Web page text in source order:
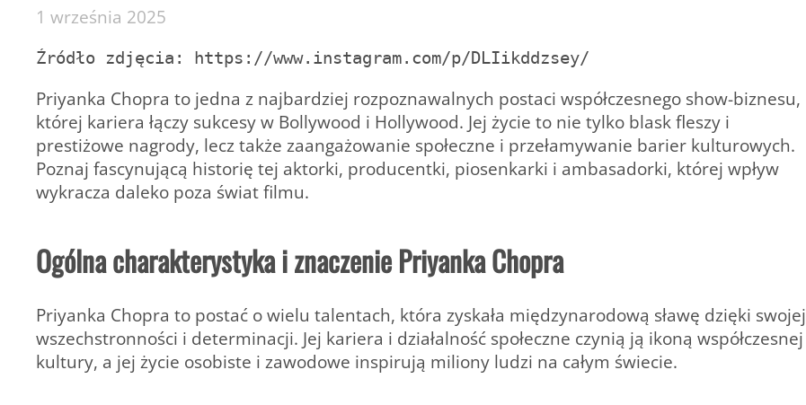
1 września 2025
Źródło zdjęcia: https://www.instagram.com/p/DLIikddzsey/
Priyanka Chopra to jedna z najbardziej rozpoznawalnych postaci współczesnego show-biznesu,
której kariera łączy sukcesy w Bollywood i Hollywood. Jej życie to nie tylko blask fleszy i
prestiżowe nagrody, lecz także zaangażowanie społeczne i przełamywanie barier kulturowych.
Poznaj fascynującą historię tej aktorki, producentki, piosenkarki i ambasadorki, której wpływ
wykracza daleko poza świat filmu.
Ogólna charakterystyka i znaczenie Priyanka Chopra
Priyanka Chopra to postać o wielu talentach, która zyskała międzynarodową sławę dzięki swojej
wszechstronności i determinacji. Jej kariera i działalność społeczne czynią ją ikoną współczesnej
kultury, a jej życie osobiste i zawodowe inspirują miliony ludzi na całym świecie.